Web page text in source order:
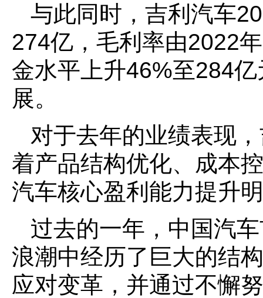
与此同时，吉利汽车
274亿，毛利率由2022
金水平上升46%至284
展。
对于去年的业绩表现
着产品结构优化、成本
汽车核心盈利能力提升
过去的一年，中国汽
浪潮中经历了巨大的结
应对变革，并通过不懈